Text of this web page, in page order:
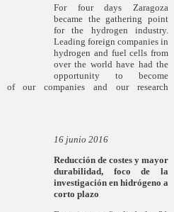
For four days Zaragoza
became the gathering point
for the hydrogen industry.
Leading foreign companies in
hydrogen and fuel cells from
over the world have had the
opportunity to become
our companies and our research
16 junio 2016
Reducción de costes y mayor
durabilidad, foco de la
investigación en hidrógeno a
corto plazo